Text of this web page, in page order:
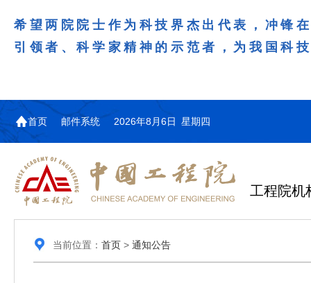
希望两院院士作为科技界杰出代表，冲锋
引领者、科学家精神的示范者，为我国科
首页 邮件系统 2026年8月6日 星期四
工程院机
当前位置： 首页> 通知公告